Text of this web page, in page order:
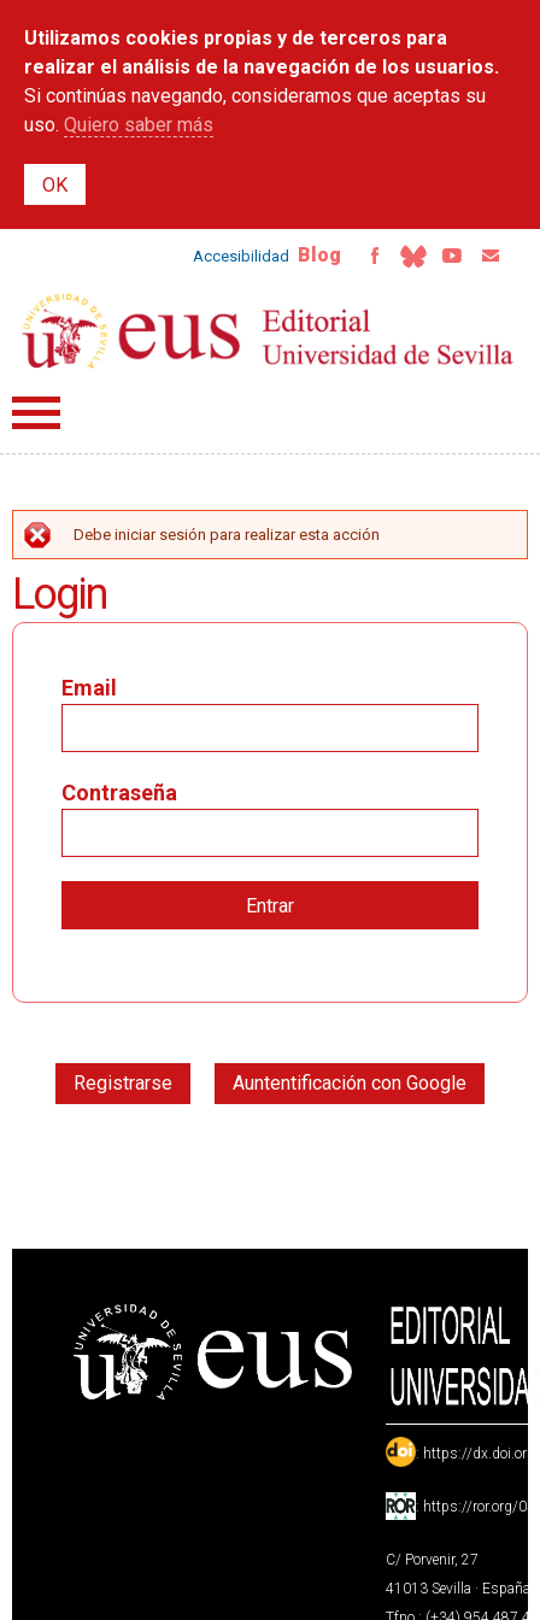
contenido
principal
Utilizamos cookies propias y de terceros para
realizar el análisis de la navegación de los usuarios.
Si continúas navegando, consideramos que aceptas su
uso. Quiero saber más
Accesibilidad Blog
MENSAJE DE ERROR
Debe iniciar sesión para realizar esta acción
Login
Email
Contraseña
Registrarse Auntentificación con Google
: https://
: https://ror.org/
C/ Porvenir, 27
41013 Sevilla · España